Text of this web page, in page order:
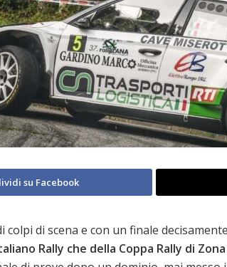
su Facebook
colpi di scena e con un finale
Rally che della Coppa Rally di